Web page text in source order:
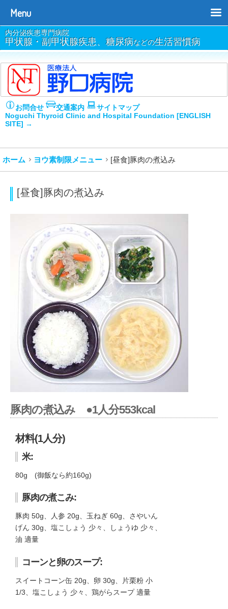
内分泌疾患専門病院
甲状腺・副甲状腺疾患、糖尿病などの生活習慣病
お問合せ 交通案内
サイトマップ
Noguchi Thyroid Clinic and Hospital Foundation [ENGLISH
SITE] →
ホーム ヨウ素制限メニュー [昼食]豚肉の煮込み
[昼食]豚肉の煮込み
豚肉の煮込み ●1人分553kcal
材料(1人分)
米:
80g (御飯なら約160g)
豚肉の煮こみ:
豚肉 50g、人参 20g、玉ねぎ 60g、さやいん
げん 30g、塩こしょう 少々、しょうゆ 少々、
油 適量
コーンと卵のスープ:
スイートコーン缶 20g、卵 30g、片栗粉 小
1/3、塩こしょう 少々、鶏がらスープ 適量
Menu